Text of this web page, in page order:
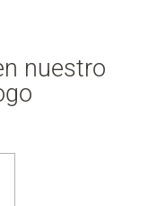
nuestro